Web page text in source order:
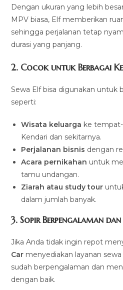
Dengan ukuran yang lebih
MPV biasa, Elf memberikan
sehingga perjalanan tetap
durasi yang panjang.
2. Cocok untuk Berbagai
Sewa Elf bisa digunakan untuk
seperti:
Wisata keluarga ke
Kendari dan sekitarnya.
Perjalanan bisnis dengan
Acara pernikahan untuk
tamu undangan.
Ziarah atau study tour
dalam jumlah banyak.
3. Sopir Berpengalaman
Jika Anda tidak ingin repot
Car menyediakan layanan
sudah berpengalaman dan
dengan baik.